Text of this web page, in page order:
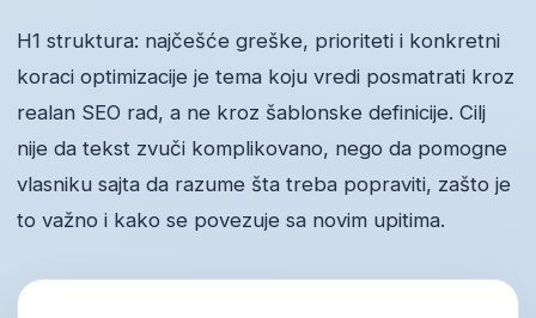
H1 struktura: najčešće greške, prioriteti i konkretni
koraci optimizacije je tema koju vredi posmatrati kroz
realan SEO rad, a ne kroz šablonske definicije. Cilj
nije da tekst zvuči komplikovano, nego da pomogne
vlasniku sajta da razume šta treba popraviti, zašto je
to važno i kako se povezuje sa novim upitima.